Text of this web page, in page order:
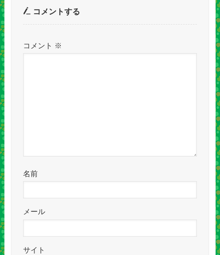
コメントする
コメント ※
名前
メール
サイト